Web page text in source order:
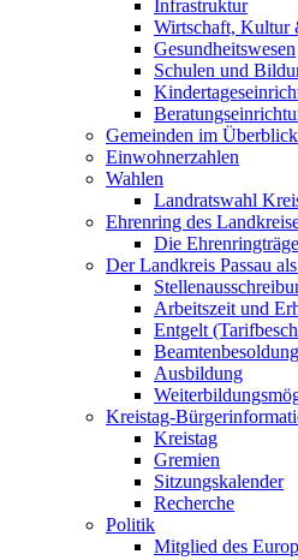
Infrastruktur
Wirtschaft, Kultur
Gesundheitswesen
Schulen und
Gemeinden im Überblick
Einwohnerzahlen
Wahlen
Landratswahl
Ehrenring des
Die
Der Landkreis Passau
Arbeitszeit und
Entgelt
Beamtenbesoldung
Ausbildung
Kreistag-
Kreistag
Gremien
Sitzungskalender
Recherche
Politik
Mitglied des